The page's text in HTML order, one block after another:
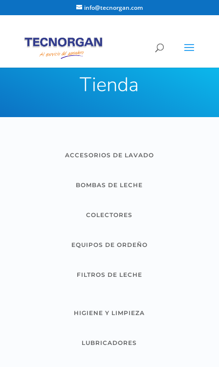
info@tecnorgan.com
Tienda
ACCESORIOS DE LAVADO
BOMBAS DE LECHE
COLECTORES
EQUIPOS DE ORDEÑO
FILTROS DE LECHE
HIGIENE Y LIMPIEZA
LUBRICADORES